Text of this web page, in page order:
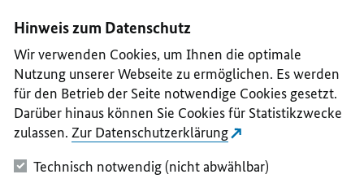
II
III
IV
V
Hinweis zum Datenschutz
Wir verwenden Cookies, um Ihnen die optimale
Nutzung unserer Webseite zu ermöglichen. Es werden
für den Betrieb der Seite notwendige Cookies gesetzt.
Darüber hinaus können Sie Cookies für Statistikzwecke
zulassen. Zur Datenschutzerklärung
Technisch notwendig (nicht abwählbar)